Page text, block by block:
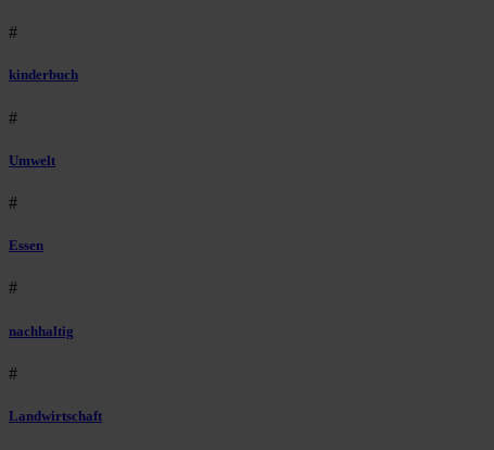
#
kinderbuch
#
Umwelt
#
Essen
#
nachhaltig
#
Landwirtschaft